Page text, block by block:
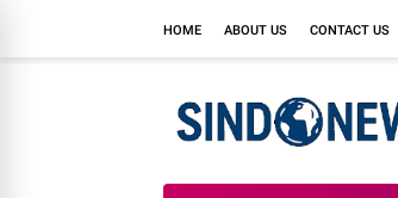
HOME ABOUT US CONTACT US